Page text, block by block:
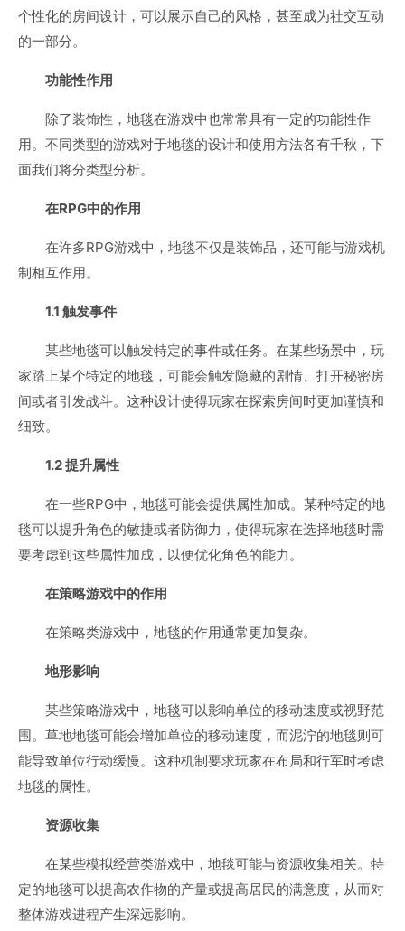
个性化的房间设计，可以展示自己的风格，甚至成为社交互动
的一部分。
功能性作用
除了装饰性，地毯在游戏中也常常具有一定的功能性作
用。不同类型的游戏对于地毯的设计和使用方法各有千秋，下
面我们将分类型分析。
在RPG中的作用
在许多RPG游戏中，地毯不仅是装饰品，还可能与游戏机
制相互作用。
1.1 触发事件
某些地毯可以触发特定的事件或任务。在某些场景中，玩
家踏上某个特定的地毯，可能会触发隐藏的剧情、打开秘密房
间或者引发战斗。这种设计使得玩家在探索房间时更加谨慎和
细致。
1.2 提升属性
在一些RPG中，地毯可能会提供属性加成。某种特定的地
毯可以提升角色的敏捷或者防御力，使得玩家在选择地毯时需
要考虑到这些属性加成，以便优化角色的能力。
在策略游戏中的作用
在策略类游戏中，地毯的作用通常更加复杂。
地形影响
某些策略游戏中，地毯可以影响单位的移动速度或视野范
围。草地地毯可能会增加单位的移动速度，而泥泞的地毯则可
能导致单位行动缓慢。这种机制要求玩家在布局和行军时考虑
地毯的属性。
资源收集
在某些模拟经营类游戏中，地毯可能与资源收集相关。特
定的地毯可以提高农作物的产量或提高居民的满意度，从而对
整体游戏进程产生深远影响。